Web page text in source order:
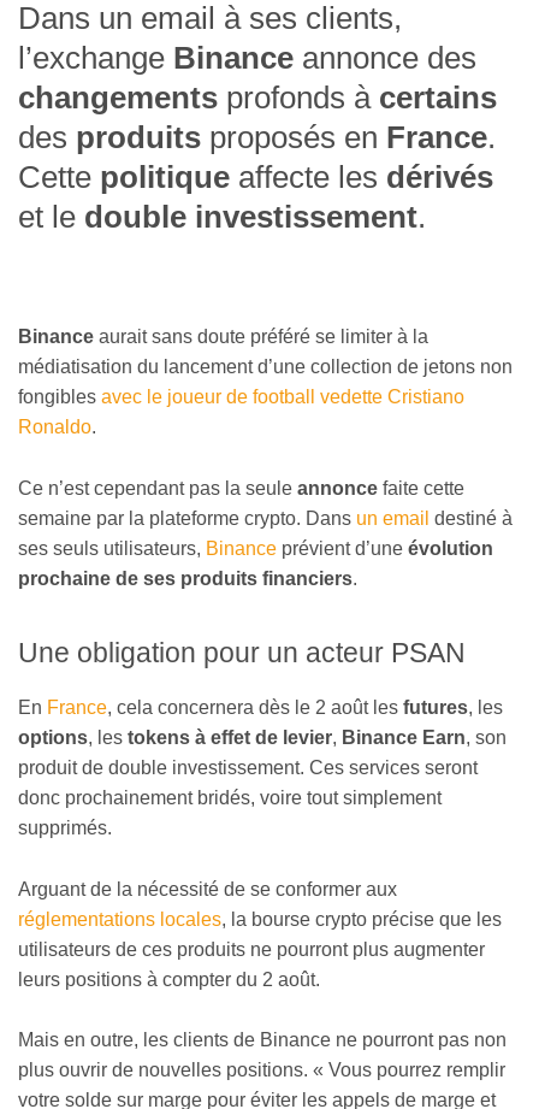
Dans un email à ses clients,
l’exchange Binance annonce des
changements profonds à certains
des produits proposés en France.
Cette politique affecte les dérivés
et le double investissement.
Binance aurait sans doute préféré se limiter à la
médiatisation du lancement d’une collection de jetons non
fongibles avec le joueur de football vedette Cristiano
Ronaldo.
Ce n’est cependant pas la seule annonce faite cette
semaine par la plateforme crypto. Dans un email destiné à
ses seuls utilisateurs, Binance prévient d’une évolution
prochaine de ses produits financiers.
Une obligation pour un acteur PSAN
En France, cela concernera dès le 2 août les futures, les
options, les tokens à effet de levier, Binance Earn, son
produit de double investissement. Ces services seront
donc prochainement bridés, voire tout simplement
supprimés.
Arguant de la nécessité de se conformer aux
réglementations locales, la bourse crypto précise que les
utilisateurs de ces produits ne pourront plus augmenter
leurs positions à compter du 2 août.
Mais en outre, les clients de Binance ne pourront pas non
plus ouvrir de nouvelles positions. « Vous pourrez remplir
votre solde sur marge pour éviter les appels de marge et